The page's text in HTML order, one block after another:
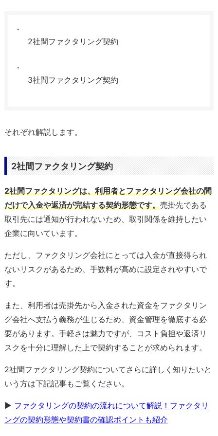
2社間ファクタリング契約
3社間ファクタリング契約
それぞれ解説します。
2社間ファクタリング契約
2社間ファクタリングは、利用者とファクタリング会社の間
だけで入金や返済が完結する契約形態です。売掛先である
取引先には通知が行われないため、取引関係を維持したい
企業に向いています。
ただし、ファクタリング会社にとっては入金が直接得られ
ないリスクがあるため、手数料が高めに設定されやすいで
す。
また、利用者は売掛先から入金された資金をファクタリン
グ会社へ支払う義務が生じるため、資金管理を徹底する必
要があります。手軽さは魅力ですが、コスト負担や返済リ
スクを十分に理解した上で契約することが求められます。
2社間ファクタリング契約についてさらに詳しく知りたいと
いう方は下記記事もご覧ください。
▶ ファクタリングの契約の流れについて解説！ファクタリ
ングの契約形態や契約書の確認ポイントも紹介